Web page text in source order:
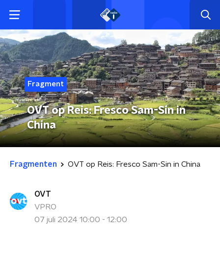
Fragment
OVT op Reis: Fresco Sam-Sin in
China
Fragmenten OVT op Reis: Fresco Sam-Sin in China
OVT
VPRO
07 juli 2024 10:00 - 12:00